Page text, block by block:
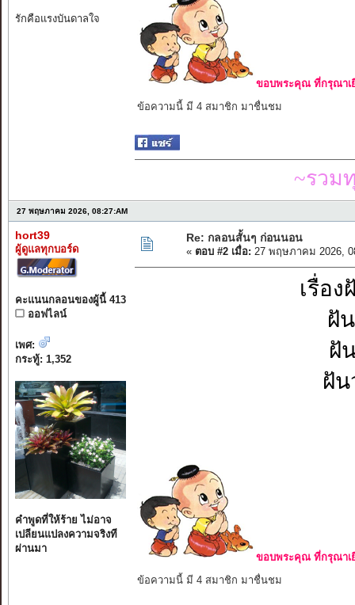
รักคือแรงบันดาลใจ
ขอบพระคุณ ที่กรุณาเ
ข้อความนี้ มี 4 สมาชิก มาชื่นชม
~รวม
27 พฤษภาคม 2026, 08:27:AM
hort39
ผู้ดูแลทุกบอร์ด
คะแนนกลอนของผู้นี้ 413
ออฟไลน์
เพศ:
กระทู้: 1,352
คำพูดที่ให้ร้าย ไม่อาจ
เปลียนแปลงความจริงที
ผ่านมา
Re: กลอนสั้นๆ ก่อนนอน
« ตอบ #2 เมื่อ: 27 พฤษภาคม 2026,
เรื่อ
ฝั
ฝั
ฝัน
ขอบพระคุณ ที่กรุณาเ
ข้อความนี้ มี 4 สมาชิก มาชื่นชม